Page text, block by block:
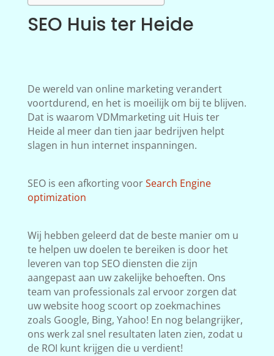
SEO Huis ter Heide
De wereld van online marketing verandert
voortdurend, en het is moeilijk om bij te blijven.
Dat is waarom VDMmarketing uit Huis ter
Heide al meer dan tien jaar bedrijven helpt
slagen in hun internet inspanningen.
SEO is een afkorting voorSearch Engine
optimization
Wij hebben geleerd dat de beste manier om u
te helpen uw doelen te bereiken is door het
leveren van top SEO diensten die zijn
aangepast aan uw zakelijke behoeften. Ons
team van professionals zal ervoor zorgen dat
uw website hoog scoort op zoekmachines
zoals Google, Bing, Yahoo! En nog belangrijker,
ons werk zal snel resultaten laten zien, zodat u
de ROI kunt krijgen die u verdient!